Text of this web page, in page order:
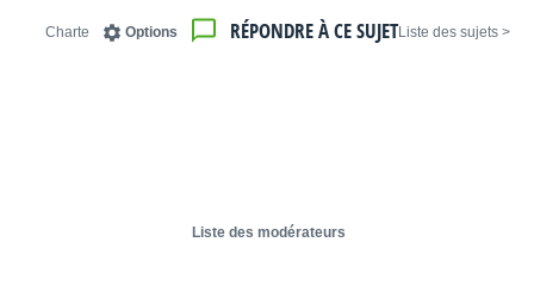
< Liste des sujets
RÉPONDRE À CE SUJET
Options
Charte
Liste des modérateurs